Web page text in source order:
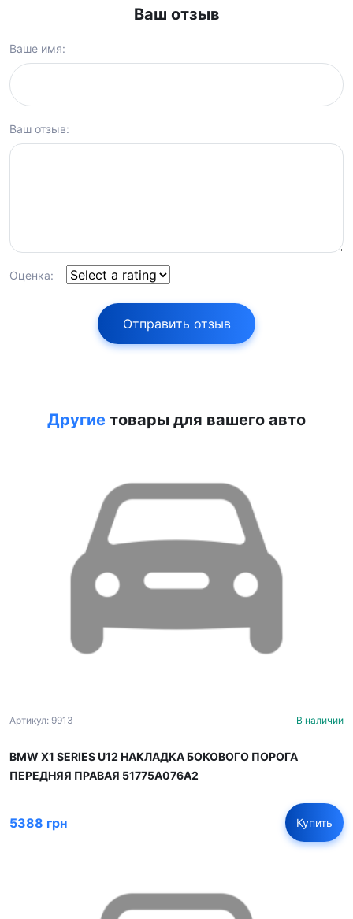
Ваш отзыв
Ваше имя:
Ваш отзыв:
Оценка:
Отправить отзыв
Другие товары для вашего авто
Артикул: 9913 В наличии
BMW X1 SERIES U12 НАКЛАДКА БОКОВОГО ПОРОГА
ПЕРЕДНЯЯ ПРАВАЯ 51775A076A2
5388 грн Купить